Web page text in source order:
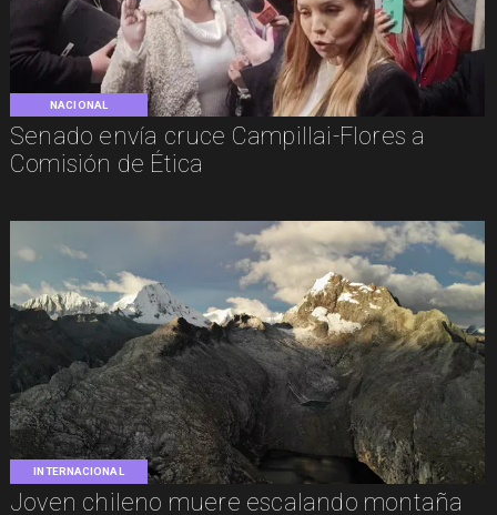
NACIONAL
Senado envía cruce Campillai-Flores a
Comisión de Ética
INTERNACIONAL
Joven chileno muere escalando montaña